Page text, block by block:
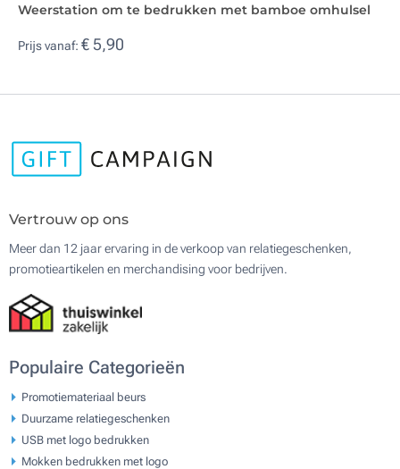
Weerstation om te bedrukken met bamboe omhulsel
Prijs vanaf: € 5,90
Vertrouw op ons
Meer dan 12 jaar ervaring in de verkoop van relatiegeschenken,
promotieartikelen en merchandising voor bedrijven.
Populaire Categorieën
Promotiemateriaal beurs
Duurzame relatiegeschenken
USB met logo bedrukken
Mokken bedrukken met logo